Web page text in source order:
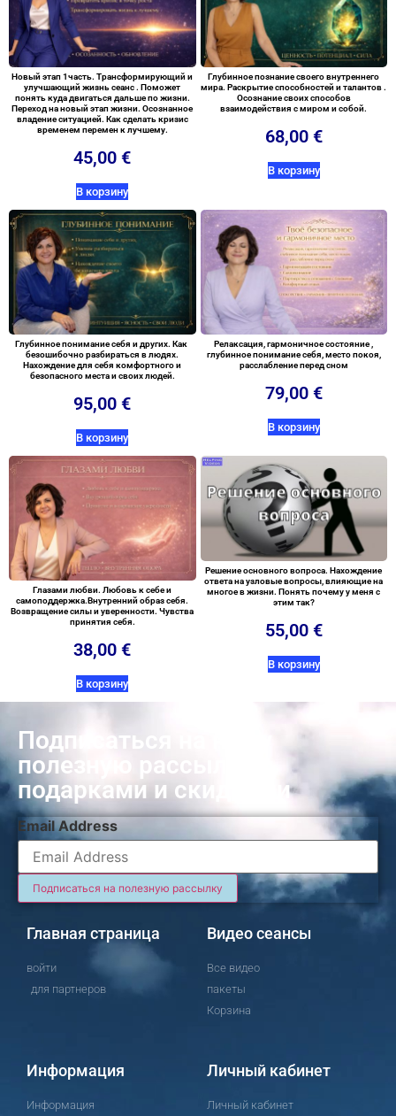
Новый этап 1часть. Трансформирующий и
улучшающий жизнь сеанс . Поможет
понять куда двигаться дальше по жизни.
Переход на новый этап жизни. Осознанное
владение ситуацией. Как сделать кризис
временем перемен к лучшему.
45,00€
В корзину
Глубинное познание своего внутреннего
мира. Раскрытие способностей и талантов .
Осознание своих способов
взаимодействия с миром и собой.
68,00 €
В корзину
Глубинное понимание себя и других. Как
безошибочно разбираться в людях.
Нахождение для себя комфортного и
безопасного места и своих людей.
95,00€
В корзину
Релаксация, гармоничное состояние ,
глубинное понимание себя, место покоя,
расслабление перед сном
79,00 €
В корзину
Глазами любви. Любовь к себе и
самоподдержка.Внутренний образ себя.
Возвращение силы и уверенности. Чувства
принятия себя.
38,00€
В корзину
Решение основного вопроса. Нахождение
ответа на узловые вопросы, влияющие на
многое в жизни. Понять почему у меня с
этим так?
55,00 €
В корзину
Подписаться на нашу
полезную рассылку с
подарками и скидками
Email Address
Главная страница
войти
для партнеров
Видео сеансы
Все видео
пакеты
Корзина
Информация
Информация
Личный кабинет
Личный кабинет